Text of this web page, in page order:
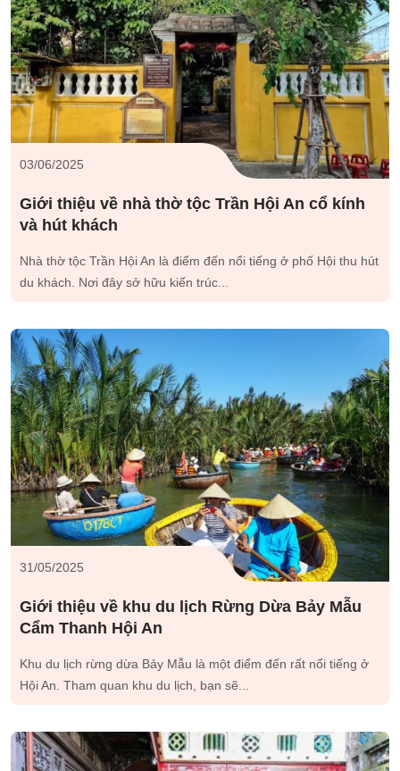
03/06/2025
Giới thiệu về nhà thờ tộc Trần Hội An cổ kính
và hút khách
Nhà thờ tộc Trần Hội An là điểm đến nổi tiếng ở phố Hội thu hút
du khách. Nơi đây sở hữu kiến trúc...
31/05/2025
Giới thiệu về khu du lịch Rừng Dừa Bảy Mẫu
Cẩm Thanh Hội An
Khu du lịch rừng dừa Bảy Mẫu là một điểm đến rất nổi tiếng ở
Hội An. Tham quan khu du lịch, bạn sẽ...